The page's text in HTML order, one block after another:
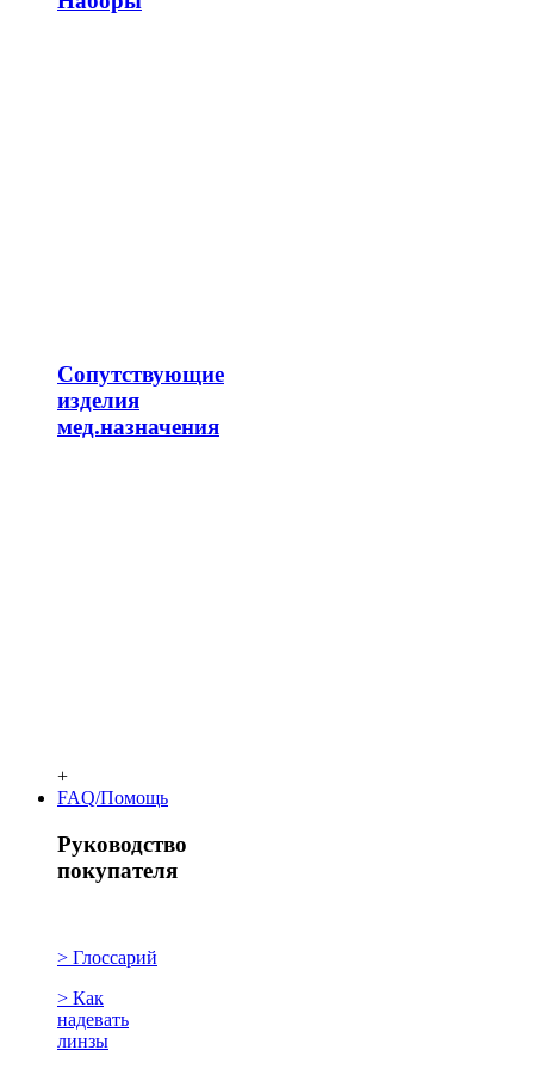
Сопутствующие
изделия
мед.назначения
+
FAQ/Помощь
Руководство
покупателя
> Глоссарий
> Как
надевать
линзы